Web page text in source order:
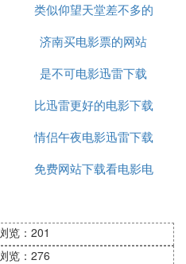
我觉得对于我来说感兴趣
友情连接论坛里面随便找
的电影就一般都是专业找
找要好得多，因为电影
找不到下的，就算找到了
果不好。而那上面提供的
有较高的可信性拉。（也
phpwind/index.php
?直接在线看就是了.
网站给你:
类似仰望天堂差不多的
电影
济南买电影票的网站
是不可电影迅雷下载
比迅雷更好的电影下载
app
情侣午夜电影迅雷下载
迅雷下载
免费网站下载看电影电
览：201
览：276